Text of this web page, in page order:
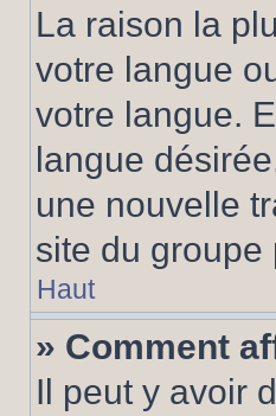
La raison la
votre langue
votre langue.
langue
une nouvelle
site du groupe
Haut
» Comment
Il peut y avoir